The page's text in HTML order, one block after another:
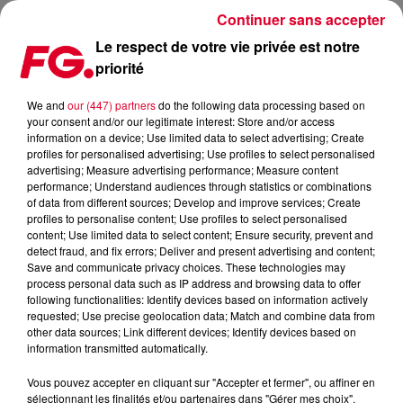
LA DEUXIÈME VIE DE MURDER ON THE DANCEFLOOR DE
Publié : 25 janvier 2024 à 8h41 par Antony HARARI
Qu’un tube renaisse de ses cendres des décennies après sa sortie,
c’était un phénomène assez rare jusqu’à il y a encore quelques
années. Désormais, c’est plus monnaie courante. Et cegrâce à
une série ou film à succès.
sorti en 2001, il s’agit dufilmSaltburndiffusé sur Prime
Le respect de votre vie privée est notre
priorité
We and our (447) partnersdo the following data processing based on
your consent and/or our legitimate interest: Store and/or access
information on a device; Use limited data to select advertising; Create
profiles for personalised advertising; Use profiles to select personalised
advertising; Measure advertising performance; Measure content
performance; Understand audiences through statistics or combinations
of data from different sources; Develop and improve services; Create
profiles to personalise content; Use profiles to select personalised
content; Use limited data to select content; Ensure security, prevent and
detect fraud, and fix errors; Deliver and present advertising and content;
Save and communicate privacy choices. These technologies may
process personal data such as IP address and browsing data to offer
following functionalities: Identify devices based on information actively
requested; Use precise geolocation data; Match and combine data from
other data sources; Link different devices; Identify devices based on
information transmitted automatically.
Vous pouvez accepter en cliquant sur "Accepter et fermer", ou affiner en
sélectionnant les finalités et/ou partenaires dans "Gérer mes choix".
Continuer sans accepter